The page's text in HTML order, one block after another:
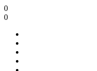
0
0